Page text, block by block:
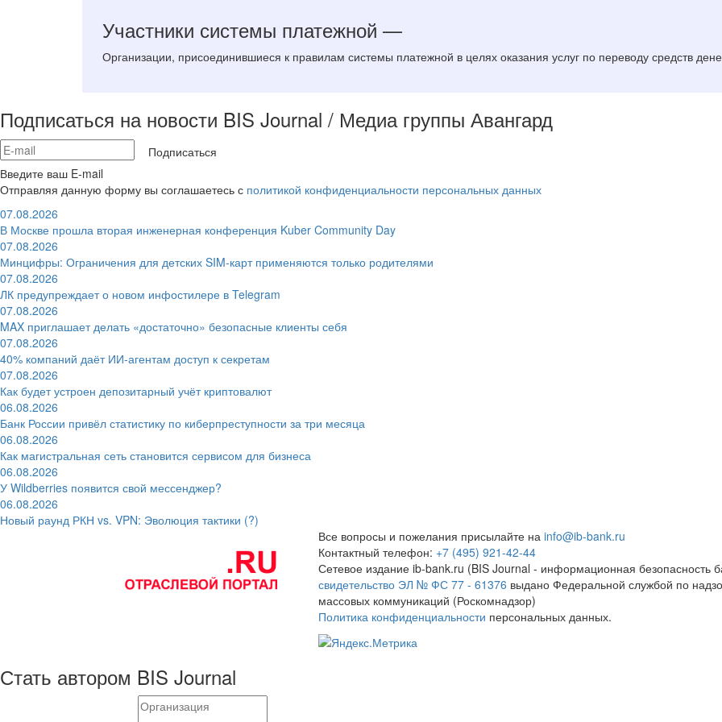
Участники системы платежной —
Организации, присоединившиеся к правилам системы платежной в целях оказания услуг по переводу средств
Подписаться на новости BIS Journal / Медиа группы Авангард
Подписаться
Введите ваш E-mail
Отправляя данную форму вы соглашаетесь с политикой конфиденциальности персональных данных
07.08.2026
В Москве прошла вторая инженерная конференция Kuber Community Day
07.08.2026
Минцифры: Ограничения для детских SIM-карт применяются только родителями
07.08.2026
ЛК предупреждает о новом инфостилере в Telegram
07.08.2026
MAX приглашает делать «достаточно» безопасные клиенты себя
07.08.2026
40% компаний даёт ИИ‑агентам доступ к секретам
07.08.2026
Как будет устроен депозитарный учёт криптовалют
06.08.2026
Банк России привёл статистику по киберпреступности за три месяца
06.08.2026
Как магистральная сеть становится сервисом для бизнеса
06.08.2026
У Wildberries появится свой мессенджер?
06.08.2026
Новый раунд РКН vs. VPN: Эволюция тактики (?)
Все вопросы и пожелания присылайте на info@ib-bank.ru
Контактный телефон: +7 (495) 921-42-44
Сетевое издание ib-bank.ru (BIS Journal - информационная безопасность
свидетельство ЭЛ № ФС 77 - 61376 выдано Федеральной службой по
массовых коммуникаций (Роскомнадзор)
Политика конфиденциальности персональных данных.
Стать автором BIS Journal